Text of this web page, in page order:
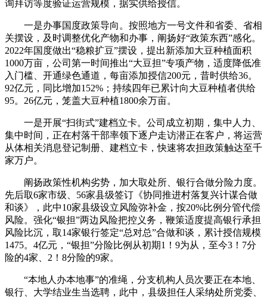
询拜访等度验证运营规模，据实供给授信。
一是办事国度政策导向。按照地方一号文件和省委、省相
关摆设，及时调整优化产物和办事，阐扬好“政策东西”感化。
2022年国度做出“稳粮扩豆”摆设，提出新添加大豆种植面积
1000万亩，公司第一时间推出“大豆担”专项产物，适度降低准
入门槛、开通绿色通道，每亩添加授信200元，昔时供给36。
92亿元，同比增加152%；持续四年已累计向大豆种植者供给
95。26亿元，笼盖大豆种植1800余万亩。
一是开展“扫街式”建档立卡。公司成立初期，集中人力、
集中时间，正在村落干部率领下逐户走访潜正在客户，将运营
从体相关消息登记制册、建档立卡，快速将农担政策触达至千
家万户。
阐扬政策性机构劣势，加大取处所、银行合做分险力度。
先后取6家市级、56家县级签订《协同推进村落复兴计谋合做
和谈》，此中10家县级设立风险弥补金，按20%比例分管代偿
风险。强化“银担”两边风险把控义务，鞭策适度提高银行承担
风险比沉，取14家银行签定“总对总”合做和谈，累计授信规模
1475。4亿元，“银担”分险比例从初期1！9为从，至今3！7分
险的4家、2！8分险的9家。
“本地人办本地事”的准绳，分支机构人员次要正在本地、
银行、大学结业生当选聘，此中，县级担任人采纳处所党委、